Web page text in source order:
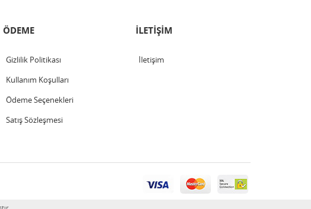
ÖDEME
Gizlilik Politikası
Kullanım Koşulları
Ödeme Seçenekleri
Satış Sözleşmesi
İLETİŞİM
İletişim